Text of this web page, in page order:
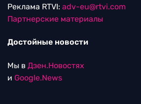
Реклама RTVI: adv-eu@rtvi.com
Партнерские материалы
Достойные новости
Мы в Дзен.Новостях
и Google.News